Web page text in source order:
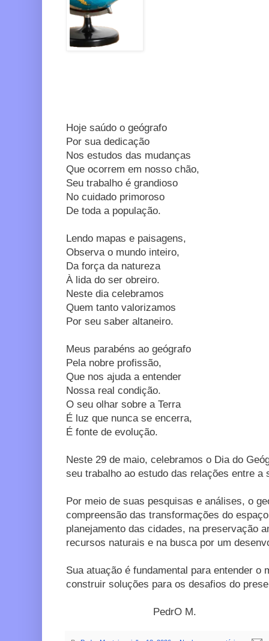
Hoje saúdo o geógrafo
Por sua dedicação
Nos estudos das mudanças
Que ocorrem em nosso chão,
Seu trabalho é grandioso
No cuidado primoroso
De toda a população.
Lendo mapas e paisagens,
Observa o mundo inteiro,
Da força da natureza
À lida do ser obreiro.
Neste dia celebramos
Quem tanto valorizamos
Por seu saber altaneiro.
Meus parabéns ao geógrafo
Pela nobre profissão,
Que nos ajuda a entender
Nossa real condição.
O seu olhar sobre a Terra
É luz que nunca se encerra,
É fonte de evolução.
Neste 29 de maio, celebramos o Dia do
seu trabalho ao estudo das relações entre a
Por meio de suas pesquisas e análises, o
compreensão das transformações do
planejamento das cidades, na preservação
recursos naturais e na busca por um
Sua atuação é fundamental para entender o
construir soluções para os desafios do
PedrO M.